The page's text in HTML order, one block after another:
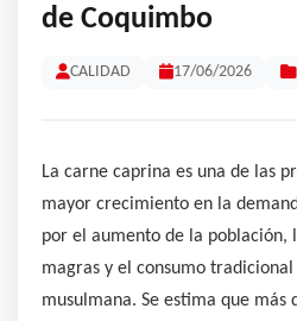
de Coquimbo
CALIDAD 17/06/2026
La carne caprina es una de las
mayor crecimiento en la
por el aumento de la población,
magras y el consumo
musulmana. Se estima que más